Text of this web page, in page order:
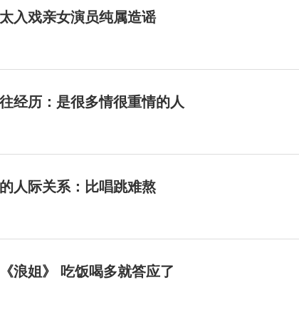
入戏亲女演员纯属造谣
经历：是很多情很重情的人
人际关系：比唱跳难熬
浪姐》 吃饭喝多就答应了